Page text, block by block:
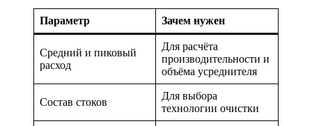
Параметр Зачем нужен
Средний и пиковый
расход
Для расчёта
производительности и
объёма усреднителя
Состав стоков
Для выбора
технологии очистки